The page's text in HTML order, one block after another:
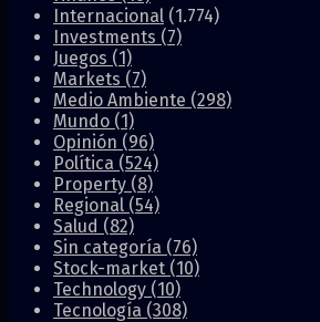
Internacional (1.774)
Investments (7)
Juegos (1)
Markets (7)
Medio Ambiente (298)
Mundo (1)
Opinión (96)
Política (524)
Property (8)
Regional (54)
Salud (82)
Sin categoría (76)
Stock-market (10)
Technology (10)
Tecnología (308)